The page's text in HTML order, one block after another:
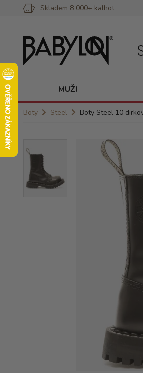
Skladem 8 000+ kalhot
MUŽI
Boty Steel Boty Steel 10